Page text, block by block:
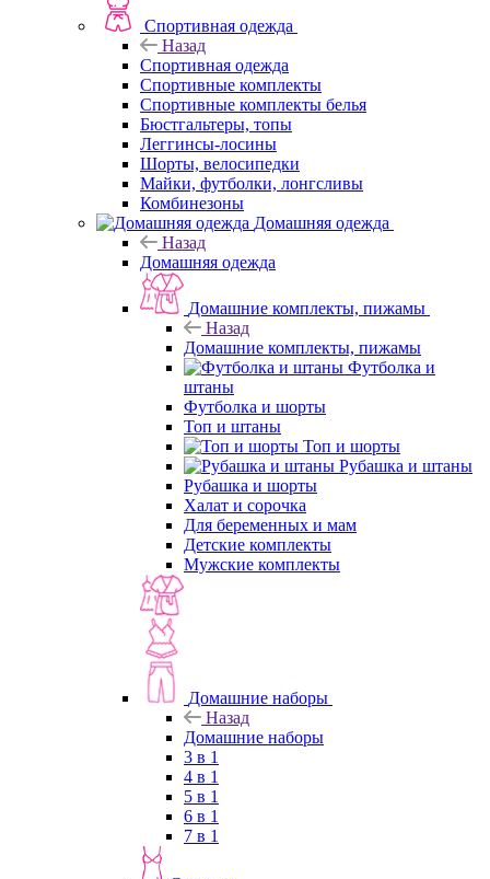
Спортивная одежда
Назад
Спортивная одежда
Спортивные комплекты
Спортивные комплекты белья
Бюстгальтеры, топы
Леггинсы-лосины
Шорты, велосипедки
Майки, футболки, лонгсливы
Комбинезоны
Домашняя одежда
Назад
Домашняя одежда
Домашние комплекты, пижамы
Назад
Домашние комплекты, пижамы
Футболка и
штаны
Футболка и шорты
Топ и штаны
Топ и шорты
Рубашка и штаны
Рубашка и шорты
Халат и сорочка
Для беременных и мам
Детские комплекты
Мужские комплекты
Домашние наборы
Назад
Домашние наборы
3 в 1
4 в 1
5 в 1
6 в 1
7 в 1